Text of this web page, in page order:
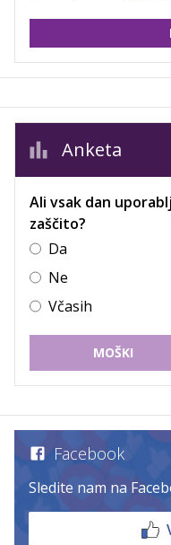
Anketa
Ali vsak dan
zaščito?
Da
Ne
Včasih
MOŠKI
Facebook
Sledite nam na